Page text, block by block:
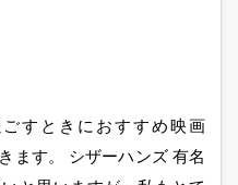
すときにおすすめ映画
ます。 シザーハンズ 有名